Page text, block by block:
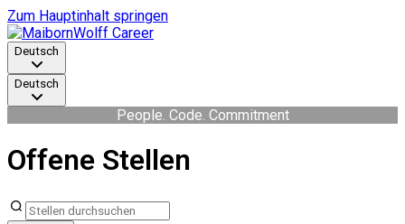
Zum Hauptinhalt springen
Deutsch
Deutsch
People. Code. Commitment
Offene Stellen